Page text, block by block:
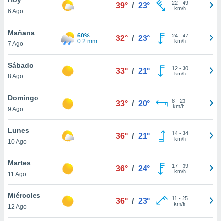
y
en
más
de
6 Ago
39° / 23° 22- 49
km/h
Mañana
7 Ago
60%
0.2 mm
32° / 23° 24- 47
km/h
Sábado
8 Ago
33° / 21° 12- 30
km/h
Domingo
9 Ago
33° / 20° 8- 23
km/h
Lunes
10 Ago
36° / 21° 14- 34
km/h
Martes
11 Ago
36° / 24° 17- 39
km/h
Miércoles
12 Ago
36° / 23° 11 - 25
km/h